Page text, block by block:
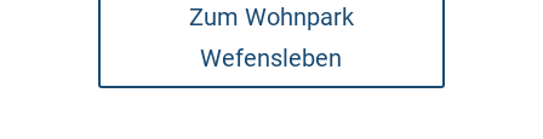
Zum Wohnpark
Wefensleben